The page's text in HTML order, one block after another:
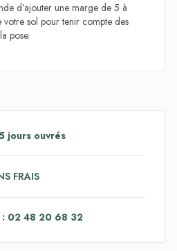
d’ajouter une marge de 5 à
votre sol pour tenir compte des
pose.
jours ouvrés
FRAIS
: 02 48 20 68 32